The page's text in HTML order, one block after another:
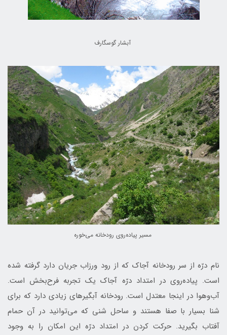
آبشار گوسگارف
مسير پياده‌روی رودخانه می‌خوره
نام درّه از سر رودخانه آجاك که از رود ورزاب جریان دارد گرفته شده
است. پیاده‌روی در امتداد درّه آجاك یک تجربه فرح‌بخش است.
آب‌وهوا در اینجا معتدل است. رودخانه آبگیر‌های زیادی دارد که برای
شنا بسیار با صفا هستند و ساحل شنی که می‌توانید در آن حمام
آفتاب بگیرید. حرکت کردن در امتداد درّه این امکان را به وجود